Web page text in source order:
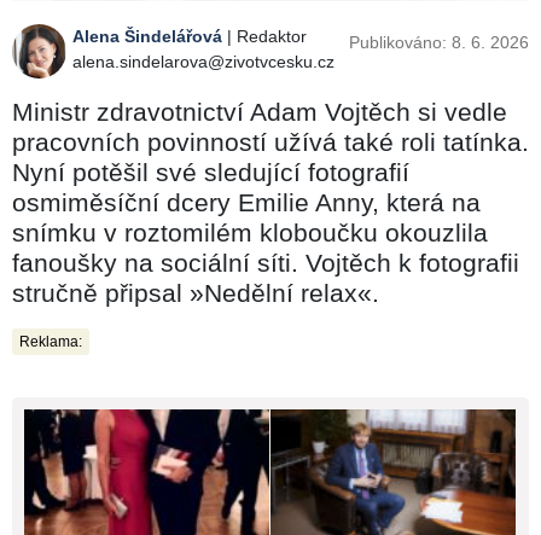
Alena Šindelářová | Redaktor
alena.sindelarova@zivotvcesku.cz
Publikováno: 8. 6. 2026
Ministr zdravotnictví Adam Vojtěch si vedle
pracovních povinností užívá také roli tatínka.
Nyní potěšil své sledující fotografií
osmiměsíční dcery Emilie Anny, která na
snímku v roztomilém kloboučku okouzlila
fanoušky na sociální síti. Vojtěch k fotografii
stručně připsal »Nedělní relax«.
Reklama: